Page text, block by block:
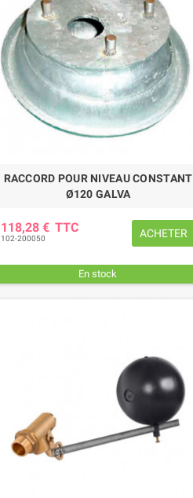
RACCORD POUR NIVEAU CONSTANT
Ø120 GALVA
118,28 € TTC
102-200050 ACHETER
En stock